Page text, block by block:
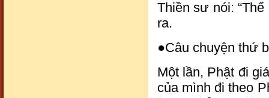
Thiền sư nói:
ra.
●Câu chuyện thứ
Một lần, Phật đi
của mình đi theo